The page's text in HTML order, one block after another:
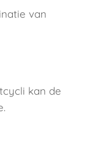
van
kan de